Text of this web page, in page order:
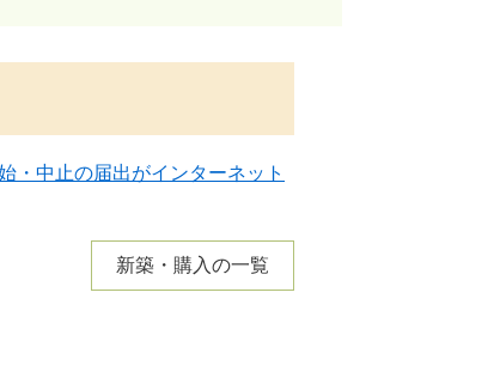
・中止の届出がインターネット
新築・購入の一覧